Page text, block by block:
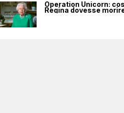
Operation Unicorn:
Regina dovesse